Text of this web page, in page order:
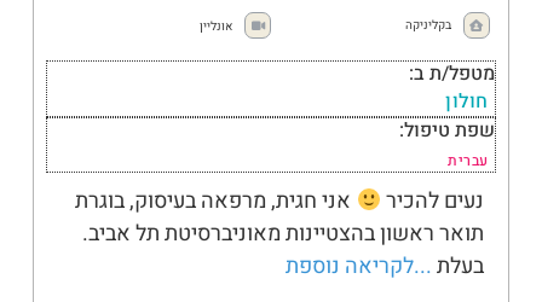
בקליניקה אונליין
מטפל/ת ב:
חולון
שפת טיפול:
עברית
נעים להכיר
אני חגית, מרפאה בעיסוק, בוגרת
תואר ראשון בהצטיינות מאוניברסיטת תל אביב.
בעלת...לקריאה נוספת